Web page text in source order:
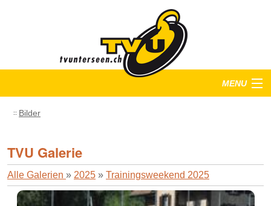
MENU
Anlässe
Verein
Bilder
TVU Galerie
Alle Galerien » 2025 » Trainingsweekend 2025